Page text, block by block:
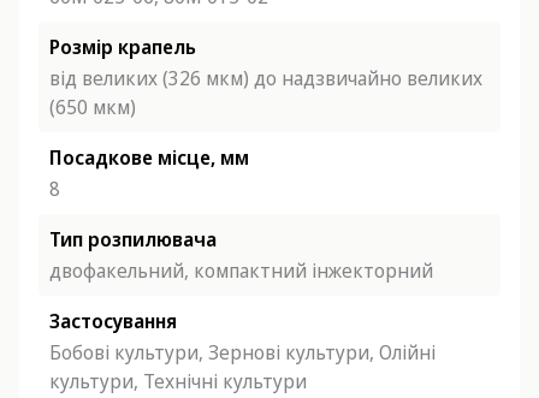
Розмір крапель
від великих (326 мкм) до надзвичайно великих
(650 мкм)
Посадкове місце, мм
8
Тип розпилювача
двофакельний, компактний інжекторний
Застосування
Бобові культури, Зернові культури, Олійні
культури, Технічні культури